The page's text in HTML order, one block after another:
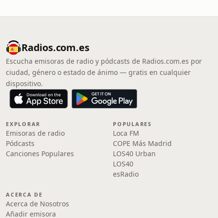
Radios.com.es
Escucha emisoras de radio y pódcasts de Radios.com.es por
ciudad, género o estado de ánimo — gratis en cualquier
dispositivo.
EXPLORAR
Emisoras de radio
Pódcasts
Canciones Populares
POPULARES
Loca FM
COPE Más Madrid
LOS40 Urban
LOS40
esRadio
ACERCA DE
Acerca de Nosotros
Añadir emisora